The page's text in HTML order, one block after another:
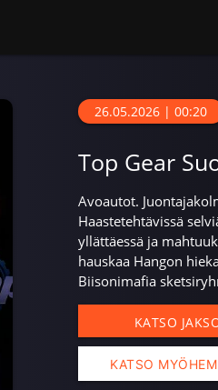
26.05.2026 | 00:20
Top Gear
Avoautot.
Haastetehtävissä
yllättäessä ja
hauskaa Hangon
Biisonimafia
KATSO
KATSO